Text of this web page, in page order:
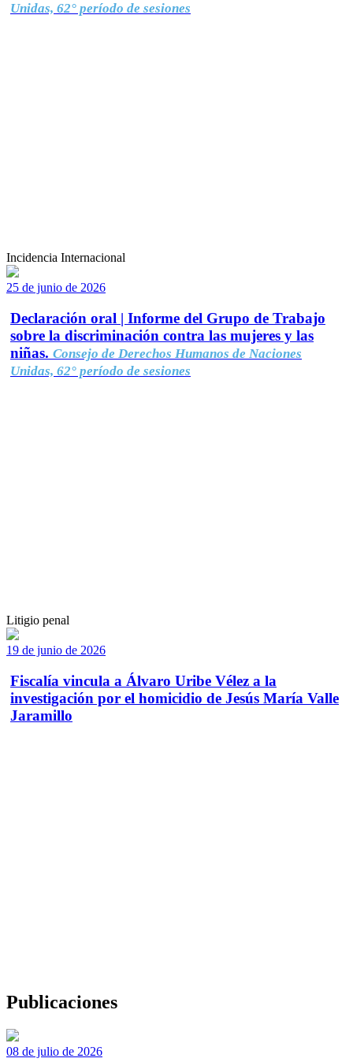
Unidas, 62° período de sesiones
Incidencia Internacional
25 de junio de 2026
Declaración oral | Informe del Grupo de Trabajo
sobre la discriminación contra las mujeres y las
niñas. Consejo de Derechos Humanos de Naciones
Unidas, 62° período de sesiones
Litigio penal
19 de junio de 2026
Fiscalía vincula a Álvaro Uribe Vélez a la
investigación por el homicidio de Jesús María Valle
Jaramillo
Publicaciones
08 de julio de 2026